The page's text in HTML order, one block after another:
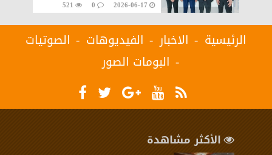
2026-06-17
0
521
الرئيسية الاخبار الفيديوهات
الصوتيات
البومات الصور
الأكثر مشاهدة